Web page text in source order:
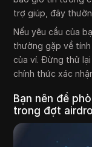
trợ giúp, đây
Nếu yêu cầu của
thường gặp về tính
của ví. Đừng thử
chính thức xác
Bạn nên đề
trong đợt